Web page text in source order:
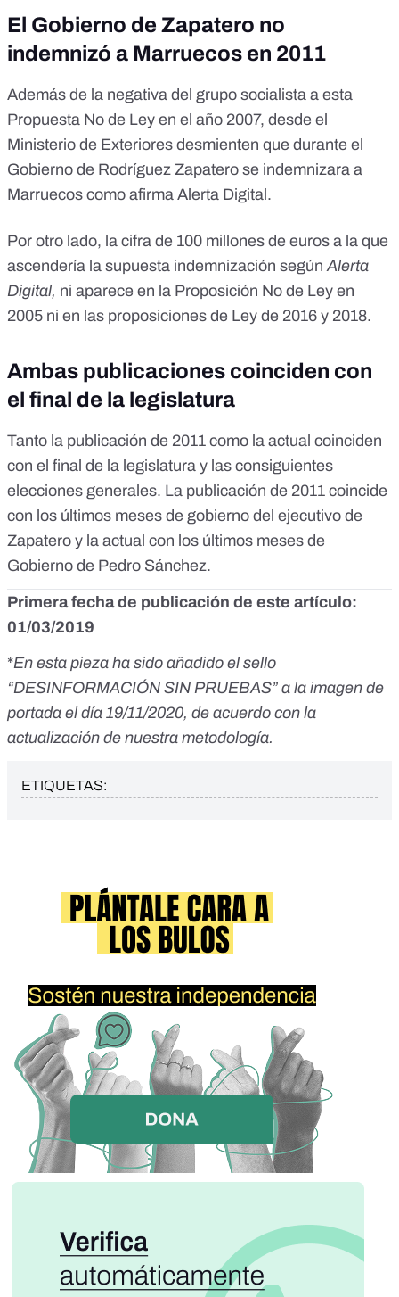
El Gobierno de Zapatero no
indemnizó a Marruecos en 2011
Además de la negativa del grupo socialista a esta
Propuesta No de Ley en el año 2007, desde el
Ministerio de Exteriores desmienten que durante el
Gobierno de Rodríguez Zapatero se indemnizara a
Marruecos como afirma Alerta Digital.
Por otro lado, la cifra de 100 millones de euros a la que
ascendería la supuesta indemnización segúnAlerta
Digital, ni aparece en la Proposición No de Ley en
2005 ni en las proposiciones de Ley de 2016 y 2018.
Ambas publicaciones coinciden con
el final de la legislatura
Tanto la publicación de 2011 como la actual coinciden
con el final de la legislatura y las consiguientes
elecciones generales. La publicación de 2011 coincide
con los últimos meses de gobierno del ejecutivo de
Zapatero y la actual con los últimos meses de
Gobierno de Pedro Sánchez.
Primera fecha de publicación de este artículo:
01/03/2019
*En esta pieza ha sido añadido el sello
“DESINFORMACIÓN SIN PRUEBAS” a la imagen de
portada el día 19/11/2020, de acuerdo con la
actualización de nuestra metodología.
ETIQUETAS: